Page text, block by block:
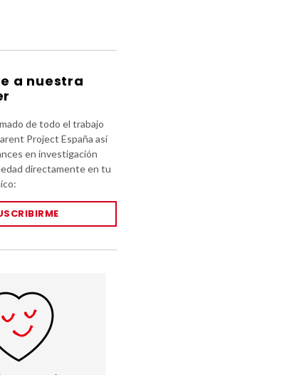
a nuestra
de todo el trabajo
Project España así
en investigación
directamente en tu